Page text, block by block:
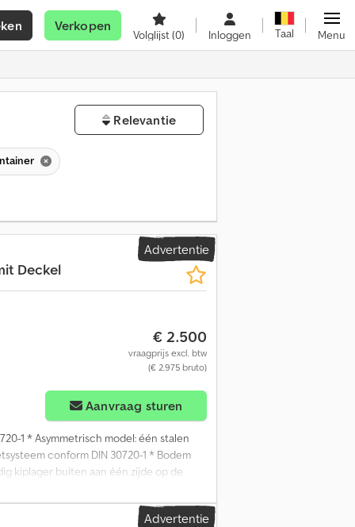
Verkopen
Volglijst(0) Inloggen Taal Menu
Relevantie
Advertentie
Deckel
€ 2.500
vraagprijs excl. btw
(€ 2.975 bruto)
Aanvraag sturen
1 * Asymmetrisch model: één stalen
conform DIN 30720-1 * Bodem
kiplager buiten aan één zijde op de
gespoten in RAL-kleur naar keuze
Advertentie